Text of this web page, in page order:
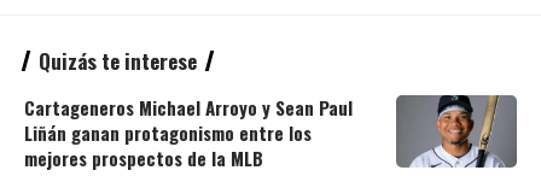
Quizás te interese
Cartageneros Michael Arroyo y Sean Paul
Liñán ganan protagonismo entre los
mejores prospectos de la MLB